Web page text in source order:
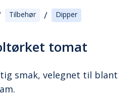
Tilbehør / Dipper
tomat
smak, velegnet til blant